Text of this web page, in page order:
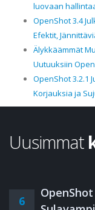
luovaan
OpenShot 3.4
Efektit,
Älykkäämmät
Uutuuksiin
OpenShot 3.2.1
Korjauksia ja
Uusimmat
6